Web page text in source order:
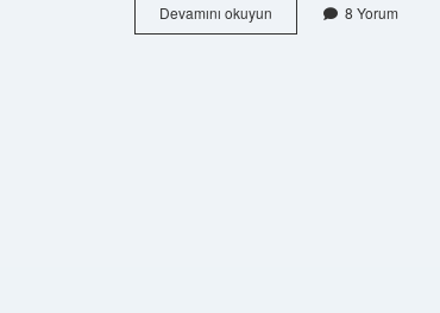
Devamını okuyun
Sözleşmesine
8 Yorum